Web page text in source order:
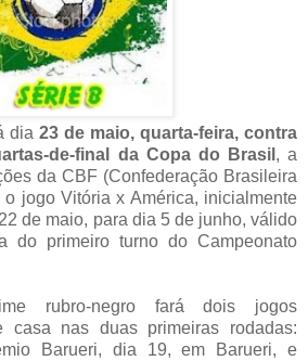
dia 23 de maio, quarta-feira, contra
de-final da Copa do Brasil , a
da CBF (Confederação Brasileira
jogo Vitória x América, inicialmente
de maio, para dia 5 de junho, válido
do primeiro turno do Campeonato
rubro-negro fará dois jogos
casa nas duas primeiras rodadas:
Barueri, dia 19, em Barueri, e